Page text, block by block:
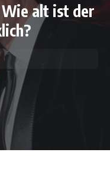
alt ist der